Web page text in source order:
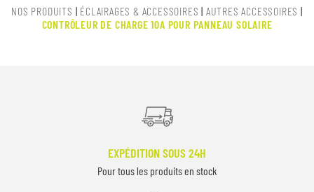
NOS PRODUITS | ÉCLAIRAGES & ACCESSOIRES | AUTRES ACCESSOIRES |
CONTRÔLEUR DE CHARGE 10A POUR PANNEAU SOLAIRE
EXPÉDITION SOUS 24H
Pour tous les produits en stock